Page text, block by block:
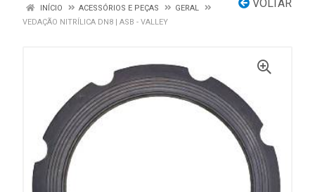
VOLTAR
INÍCIO ACESSÓRIOS E PEÇAS
GERAL
VEDAÇÃO NITRÍLICA DN8 | ASB - VALLEY